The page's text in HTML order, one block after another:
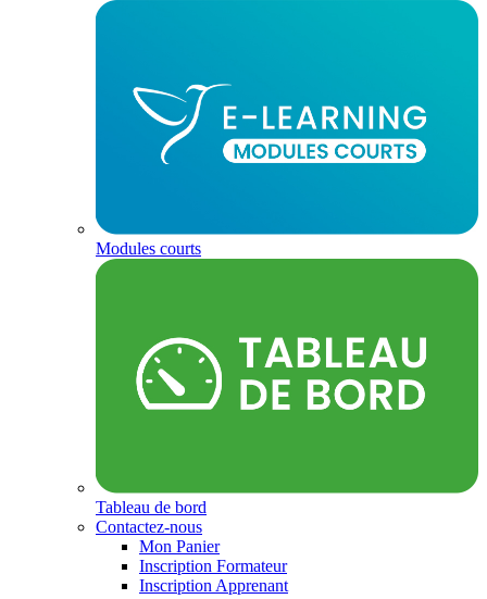
Modules courts
Tableau de bord
Contactez-nous
Mon Panier
Inscription Formateur
Inscription Apprenant